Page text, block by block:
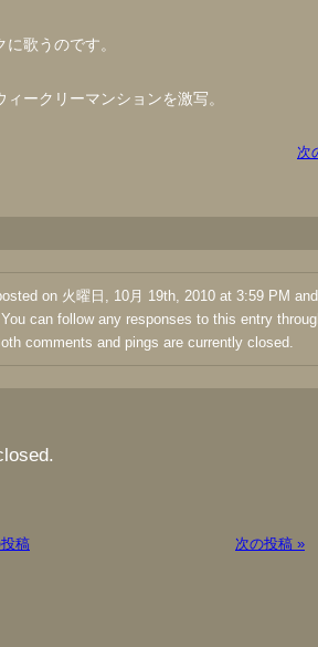
歌うのです。
ークリーマンションを激写。
次
on 火曜日, 10月 19th, 2010 at 3:59 PM
can follow any responses to this entry
comments and pings are currently closed.
稿 次の投稿 »